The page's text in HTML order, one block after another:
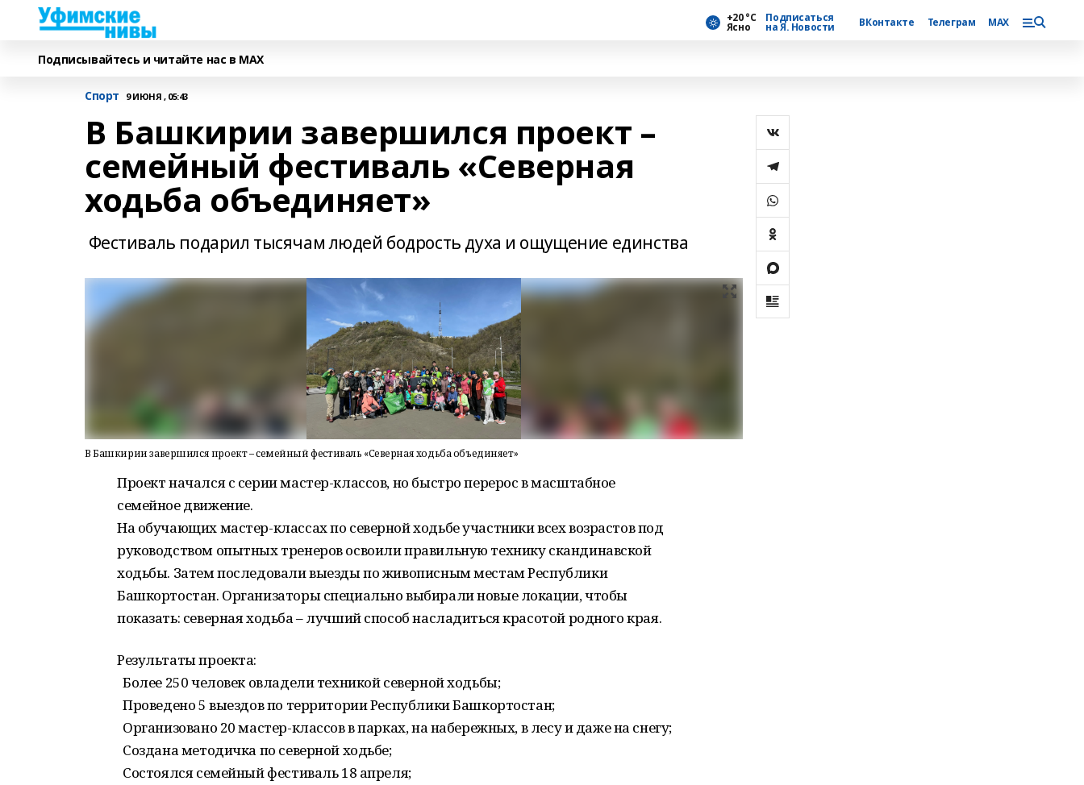
+20 °С
Ясно
Подписаться
на Я. Новости ВКонтакте Телеграм MAX
Подписывайтесь и читайте нас в MAX
Спорт 9 ИЮНЯ , 05:43
В Башкирии завершился проект –
семейный фестиваль «Северная
ходьба объединяет»
Фестиваль подарил тысячам людей бодрость духа и ощущение единства
В Башкирии завершился проект – семейный фестиваль «Северная ходьба объединяет»
Проект начался с серии мастер-классов, но быстро перерос в масштабное
семейное движение.
На обучающих мастер-классах по северной ходьбе участники всех возрастов под
руководством опытных тренеров освоили правильную технику скандинавской
ходьбы. Затем последовали выезды по живописным местам Республики
Башкортостан. Организаторы специально выбирали новые локации, чтобы
показать: северная ходьба – лучший способ насладиться красотой родного края.
Результаты проекта:
Более 250 человек овладели техникой северной ходьбы;
Проведено 5 выездов по территории Республики Башкортостан;
Организовано 20 мастер-классов в парках, на набережных, в лесу и даже на снегу;
Создана методичка по северной ходьбе;
Состоялся семейный фестиваль 18 апреля;